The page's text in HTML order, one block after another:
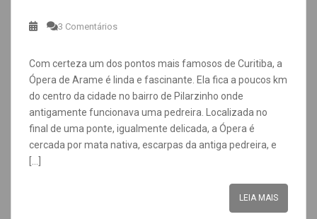
3 Comentários
Com certeza um dos pontos mais famosos de Curitiba, a
Ópera de Arame é linda e fascinante. Ela fica a poucos km
do centro da cidade no bairro de Pilarzinho onde
antigamente funcionava uma pedreira. Localizada no
final de uma ponte, igualmente delicada, a Ópera é
cercada por mata nativa, escarpas da antiga pedreira, e
LEIA MAIS